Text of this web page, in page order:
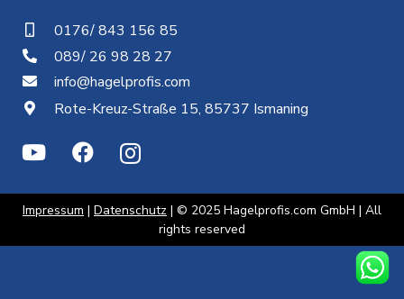
0176/ 843 156 85
089/ 26 98 28 27
info@hagelprofis.com
Rote-Kreuz-Straße 15, 85737 Ismaning
Impressum | Datenschutz | © 2025 Hagelprofis.com GmbH | All
rights reserved